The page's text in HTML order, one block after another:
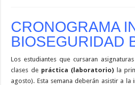
CRONOGRAMA
BIOSEGURIDAD
Los estudiantes que cursaran
clases de práctica (laboratorio) la
agosto). Esta semana deberán asistir a